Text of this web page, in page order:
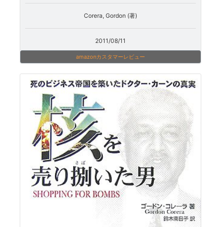
Corera, Gordon (著)
2011/08/11
amazonカスタマーレビュー